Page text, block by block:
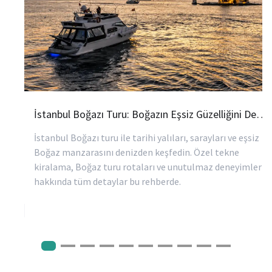
İstanbul Boğazı Turu: Boğazın Eşsiz Güzelliğini Deneyimleyin
İstanbul Boğazı turu ile tarihi yalıları, sarayları ve eşsiz
Boğaz manzarasını denizden keşfedin. Özel tekne
kiralama, Boğaz turu rotaları ve unutulmaz deneyimler
hakkında tüm detaylar bu rehberde.